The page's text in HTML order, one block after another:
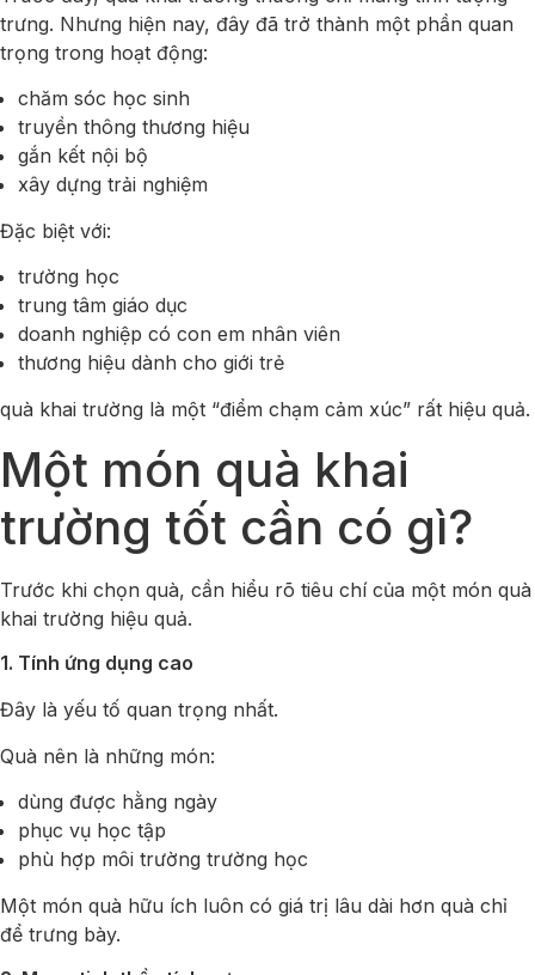
trưng. Nhưng hiện nay, đây đã trở thành một phần quan
trọng trong hoạt động:
chăm sóc học sinh
truyền thông thương hiệu
gắn kết nội bộ
xây dựng trải nghiệm
Đặc biệt với:
trường học
trung tâm giáo dục
doanh nghiệp có con em nhân viên
thương hiệu dành cho giới trẻ
quà khai trường là một “điểm chạm cảm xúc” rất hiệu quả.
Một món quà khai
trường tốt cần có gì?
Trước khi chọn quà, cần hiểu rõ tiêu chí của một món quà
khai trường hiệu quả.
1. Tính ứng dụng cao
Đây là yếu tố quan trọng nhất.
Quà nên là những món:
dùng được hằng ngày
phục vụ học tập
phù hợp môi trường trường học
Một món quà hữu ích luôn có giá trị lâu dài hơn quà chỉ
để trưng bày.